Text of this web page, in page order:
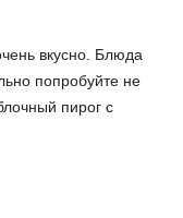
вкусно. Блюда
попробуйте не
пирог с